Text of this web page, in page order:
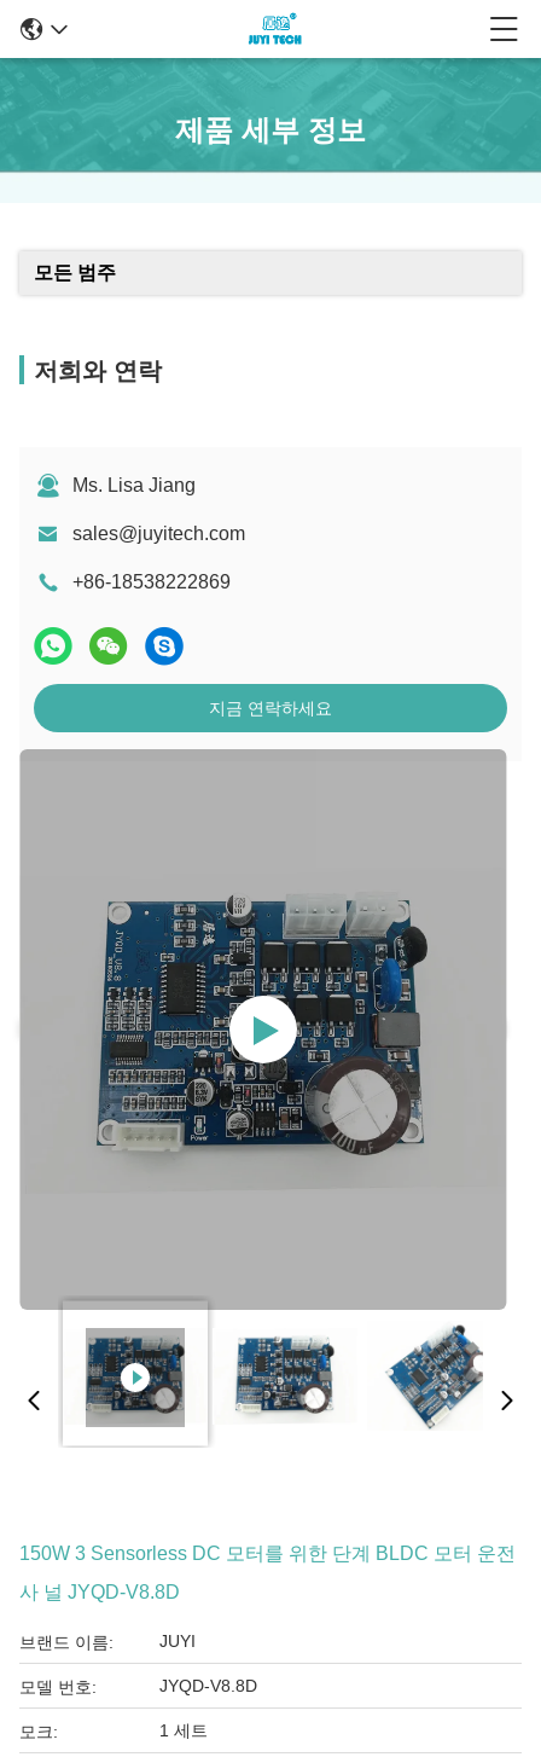
제품 세부 정보
모든 범주
저희와 연락
Ms. Lisa Jiang
sales@juyitech.com
+86-18538222869
지금 연락하세요
150W 3 Sensorless DC 모터를 위한 단계 BLDC 모터 운전
사 널 JYQD-V8.8D
브랜드 이름: JUYI
모델 번호: JYQD-V8.8D
모크: 1 세트